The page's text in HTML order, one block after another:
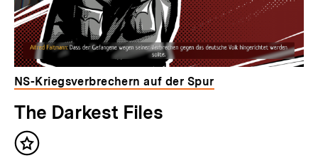
NS-Kriegsverbrechern auf der Spur
The Darkest Files
Inhalt